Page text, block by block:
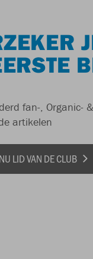
fan-, Organic-
artikelen
LID VAN DE CLUB